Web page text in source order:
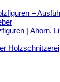
–
| Ahorn,
Holzschnitzerei